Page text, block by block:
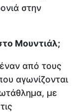
στην
Μουντιάλ;
από τους
αγωνίζονται
με